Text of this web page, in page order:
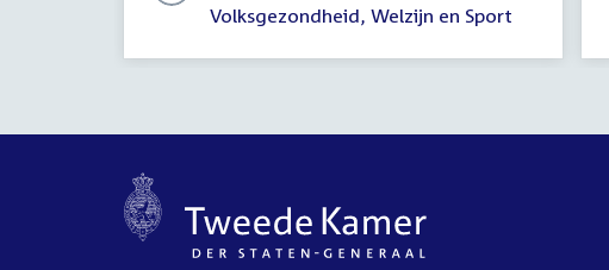
Volksgezondheid, Welzijn en Sport